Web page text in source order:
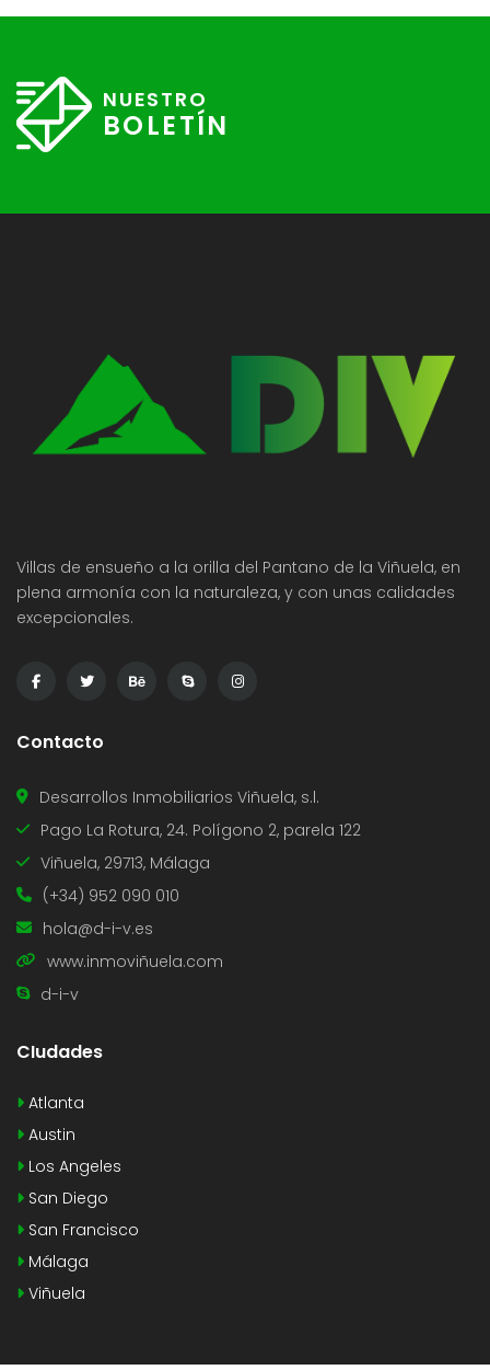
NUESTRO
BOLETÍN
Villas de ensueño a la orilla del Pantano de la Viñuela, en
plena armonía con la naturaleza, y con unas calidades
excepcionales.
Contacto
Desarrollos Inmobiliarios Viñuela, s.l.
Pago La Rotura, 24. Polígono 2, parela 122
Viñuela, 29713, Málaga
(+34) 952 090 010
hola@d-i-v.es
www.inmoviñuela.com
d-i-v
CIudades
Atlanta
Austin
Los Angeles
San Diego
San Francisco
Málaga
Viñuela